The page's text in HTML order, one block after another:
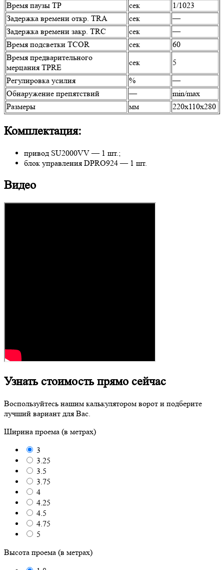
Время паузы TP
сек
1/1023
Задержка времени откр. TRA
сек
—
Задержка времени закр. TRC
сек
—
Время подсветки TCOR
сек
60
Время предварительного
мерцания TPRE
сек
5
Регулировка усилия
%
—
Обнаружение препятствий
—
min/max
Размеры
мм 220x110x280
Комплектация:
привод SU2000VV — 1 шт.;
блок управления DPRO924 — 1 шт.
Видео
Узнать стоимость прямо сейчас
Воспользуйтесь нашим калькулятором ворот и подберите
лучший вариант для Вас.
Ширина проема (в метрах)
3
3.25
3.5
3.75
4
4.25
4.5
4.75
5
Высота проема (в метрах)